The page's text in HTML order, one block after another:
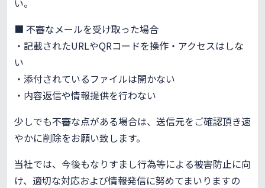
い。
■ 不審なメールを受け取った場合
・記載されたURLやQRコードを操作・アクセスはしな
い
・添付されているファイルは開かない
・内容返信や情報提供を行わない
少しでも不審な点がある場合は、送信元をご確認頂き速
やかに削除をお願い致します。
当社では、今後もなりすまし行為等による被害防止に向
け、適切な対応および情報発信に努めてまいりますの